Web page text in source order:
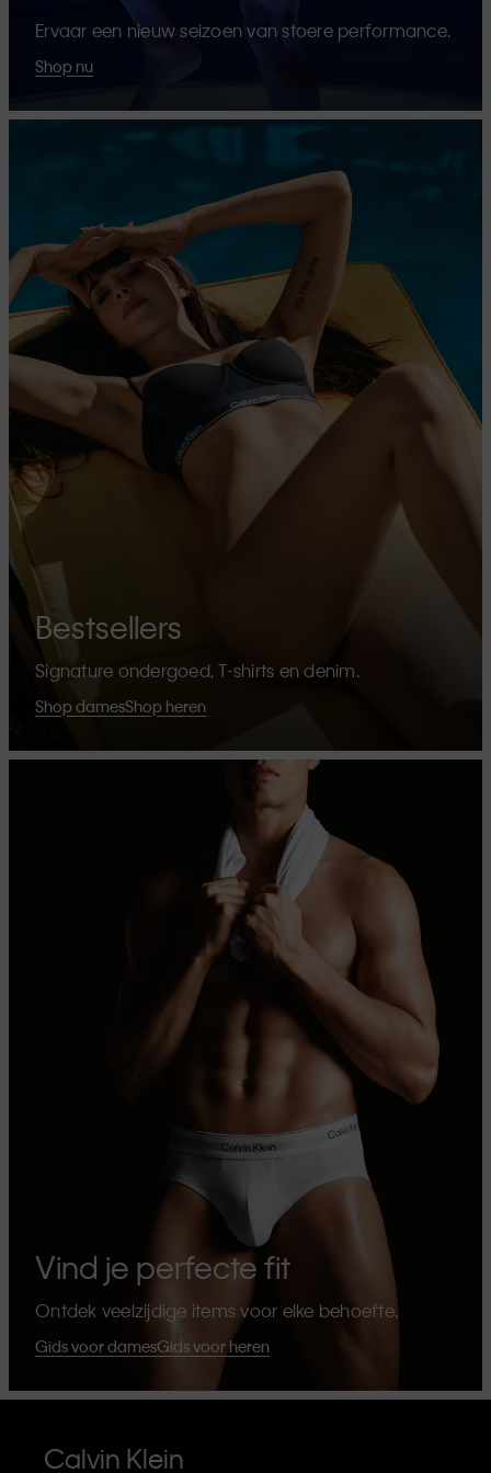
Ervaar een nieuw seizoen van stoere performance.
Shop nu
Bestsellers
Signature ondergoed, T-shirts en denim.
Shop damesShop heren
Vind je perfecte fit
Ontdek veelzijdige items voor elke behoefte.
Gids voor damesGids voor heren
Calvin Klein